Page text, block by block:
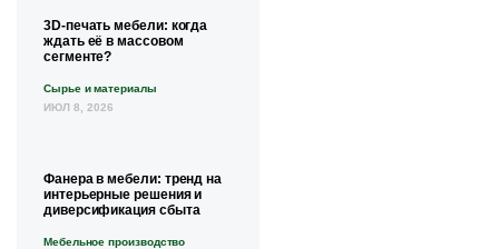
3D-печать мебели: когда
ждать её в массовом
сегменте?
Сырье и материалы
ИЮЛ 8, 2026
Фанера в мебели: тренд на
интерьерные решения и
диверсификация сбыта
Мебельное производство